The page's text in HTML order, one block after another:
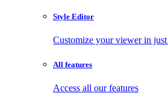
Style Editor
Customize your viewer in
All features
Access all our features